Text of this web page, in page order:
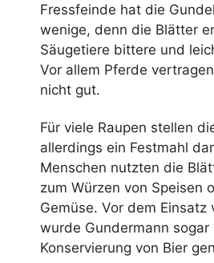
Fressfeinde hat die
wenige, denn die Blätter
Säugetiere bittere und
Vor allem Pferde
nicht gut.
Für viele Raupen stellen
allerdings ein Festmahl
Menschen nutzten die
zum Würzen von Speisen
Gemüse. Vor dem Einsatz
wurde Gundermann sogar
Konservierung von Bier